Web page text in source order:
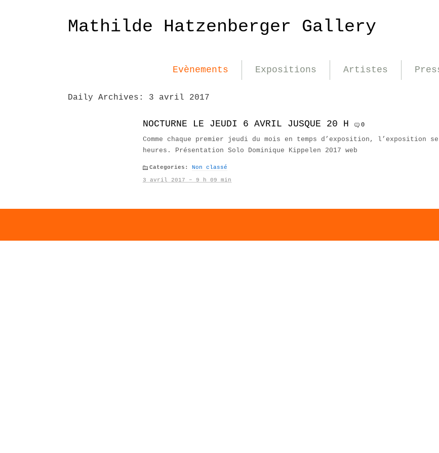
Mathilde Hatzenberger Gallery
Evènements Expositions Artistes
Daily Archives: 3 avril 2017
NOCTURNE LE JEUDI 6 AVRIL JUSQUE 20 H 0
Comme chaque premier jeudi du mois en temps d’exposition, l’exposition
heures. Présentation Solo Dominique Kippelen 2017 web
Categories: Non classé
3 avril 2017 – 9 h 09 min